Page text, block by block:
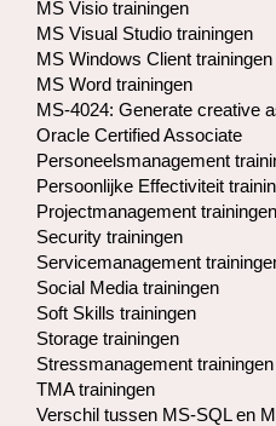
MS Visio trainingen
MS Visual Studio trainingen
MS Windows Client trainingen
MS Word trainingen
MS-4024: Generate creative
Oracle Certified Associate
Personeelsmanagement
Persoonlijke Effectiviteit
Projectmanagement trainingen
Security trainingen
Servicemanagement
Social Media trainingen
Soft Skills trainingen
Storage trainingen​
Stressmanagement trainingen
TMA trainingen
Verschil tussen MS-SQL en